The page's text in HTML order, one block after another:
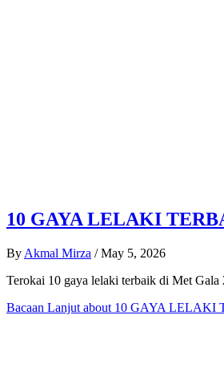
10 GAYA LELAKI
By Akmal Mirza / May 5, 2026
Terokai 10 gaya lelaki terbaik di Met
Bacaan Lanjut about 10 GAYA LELAKI